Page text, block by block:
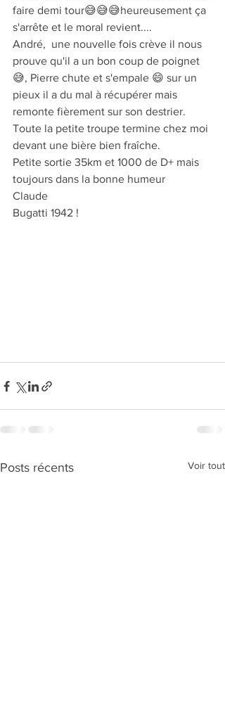
faire demi tour😅😅😅heureusement ça
s'arrête et le moral revient....
André,  une nouvelle fois crève il nous
prouve qu'il a un bon coup de poignet
😅, Pierre chute et s'empale 😄 sur un
pieux il a du mal à récupérer mais
remonte fièrement sur son destrier.
Toute la petite troupe termine chez moi
devant une bière bien fraîche.
Petite sortie 35km et 1000 de D+ mais
toujours dans la bonne humeur
Claude
Bugatti 1942 !
Posts récents Voir tout